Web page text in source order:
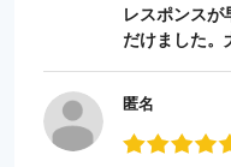
レスポンス
だけました。
匿名